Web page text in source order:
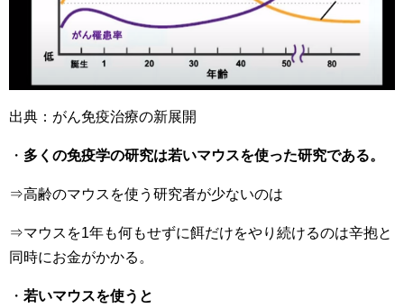
出典：がん免疫治療の新展開
・ 多くの免疫学の研究は若いマウスを使った研究である。
⇒高齢のマウスを使う研究者が少ないのは
⇒マウスを1年も何もせずに餌だけをやり続けるのは辛抱と
同時にお金がかかる。
・ 若いマウスを使うと